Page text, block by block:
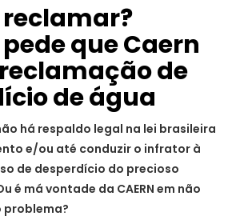
que Caern
de
de água
há respaldo legal na lei brasileira
e/ou até conduzir o infrator à
de desperdício do precioso
é má vontade da CAERN em não
problema?